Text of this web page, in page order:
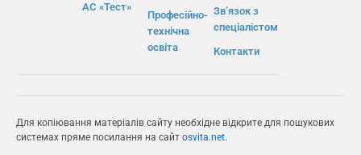
АС «Тест»
Професійно-
технічна
освіта
Зв’язок з
спеціалістом
Контакти
Для копіювання матеріалів сайту необхідне відкрите для пошукових
системах пряме посилання на сайт osvita.net.